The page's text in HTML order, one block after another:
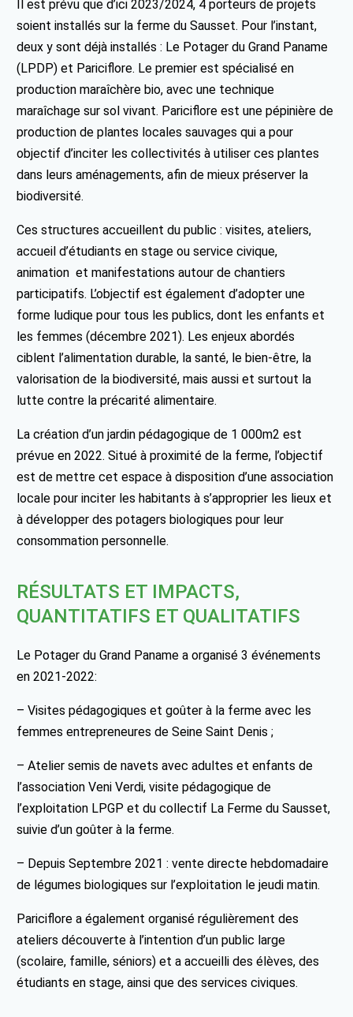
Il est prévu que d’ici 2023/2024, 4 porteurs de projets
soient installés sur la ferme du Sausset. Pour l’instant,
deux y sont déjà installés : Le Potager du Grand Paname
(LPDP) et Pariciflore. Le premier est spécialisé en
production maraîchère bio, avec une technique
maraîchage sur sol vivant. Pariciflore est une pépinière de
production de plantes locales sauvages qui a pour
objectif d’inciter les collectivités à utiliser ces plantes
dans leurs aménagements, afin de mieux préserver la
biodiversité.
Ces structures accueillent du public : visites, ateliers,
accueil d’étudiants en stage ou service civique,
animation et manifestations autour de chantiers
participatifs. L’objectif est également d’adopter une
forme ludique pour tous les publics, dont les enfants et
les femmes (décembre 2021). Les enjeux abordés
ciblent l’alimentation durable, la santé, le bien-être, la
valorisation de la biodiversité, mais aussi et surtout la
lutte contre la précarité alimentaire.
La création d’un jardin pédagogique de 1 000m2 est
prévue en 2022. Situé à proximité de la ferme, l’objectif
est de mettre cet espace à disposition d’une association
locale pour inciter les habitants à s’approprier les lieux et
à développer des potagers biologiques pour leur
consommation personnelle.
RÉSULTATS ET IMPACTS,
QUANTITATIFS ET QUALITATIFS
Le Potager du Grand Paname a organisé 3 événements
en 2021-2022:
– Visites pédagogiques et goûter à la ferme avec les
femmes entrepreneures de Seine Saint Denis ;
– Atelier semis de navets avec adultes et enfants de
l’association Veni Verdi, visite pédagogique de
l’exploitation LPGP et du collectif La Ferme du Sausset,
suivie d’un goûter à la ferme.
– Depuis Septembre 2021 : vente directe hebdomadaire
de légumes biologiques sur l’exploitation le jeudi matin.
Pariciflore a également organisé régulièrement des
ateliers découverte à l’intention d’un public large
(scolaire, famille, séniors) et a accueilli des élèves, des
étudiants en stage, ainsi que des services civiques.